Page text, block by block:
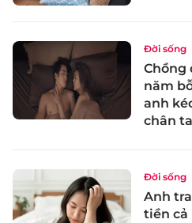
Đời sống
Chồng
năm
anh
chân
Đời sống
Anh
tiền cả